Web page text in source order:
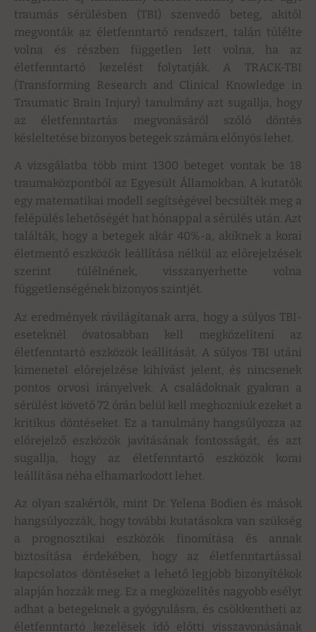
traumás sérülésben (TBI) szenvedő beteg, akitől
megvonták az életfenntartó rendszert, talán túlélte
volna és részben független lett volna, ha az
életfenntartó kezelést folytatják. A TRACK-TBI
(Transforming Research and Clinical Knowledge in
Traumatic Brain Injury) tanulmány azt sugallja, hogy
az életfenntartás megvonásáról szóló döntés
késleltetése bizonyos betegek számára előnyös lehet.
A vizsgálatba több mint 1300 beteget vontak be 18
traumaközpontból az Egyesült Államokban. A kutatók
egy matematikai modell segítségével becsülték meg a
felépülés lehetőségét hat hónappal a sérülés után. Azt
találták, hogy a betegek akár 40%-a, akiknek a korai
életmentő eszközök leállítása nélkül az előrejelzések
szerint túlélnének, visszanyerhette volna
függetlenségének bizonyos szintjét.
Az eredmények rávilágítanak arra, hogy a súlyos TBI-
eseteknél óvatosabban kell megközelíteni az
életfenntartó eszközök leállítását. A súlyos TBI utáni
kimenetel előrejelzése kihívást jelent, és nincsenek
pontos orvosi irányelvek. A családoknak gyakran a
sérülést követő 72 órán belül kell meghozniuk ezeket a
kritikus döntéseket. Ez a tanulmány hangsúlyozza az
előrejelző eszközök javításának fontosságát, és azt
sugallja, hogy az életfenntartó eszközök korai
leállítása néha elhamarkodott lehet.
Az olyan szakértők, mint Dr. Yelena Bodien és mások
hangsúlyozzák, hogy további kutatásokra van szükség
a prognosztikai eszközök finomítása és annak
biztosítása érdekében, hogy az életfenntartással
kapcsolatos döntéseket a lehető legjobb bizonyítékok
alapján hozzák meg. Ez a megközelítés nagyobb esélyt
adhat a betegeknek a gyógyulásra, és csökkentheti az
életfenntartó kezelések idő előtti visszavonásának